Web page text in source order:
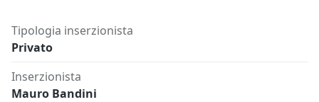
Tipologia inserzionista
Privato
Inserzionista
Mauro Bandini